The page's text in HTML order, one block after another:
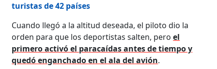
turistas de 42 países
Cuando llegó a la altitud deseada, el piloto dio la
orden para que los deportistas salten, peroel
primero activó el paracaídas antes de tiempo y
quedó enganchado en el ala del avión.